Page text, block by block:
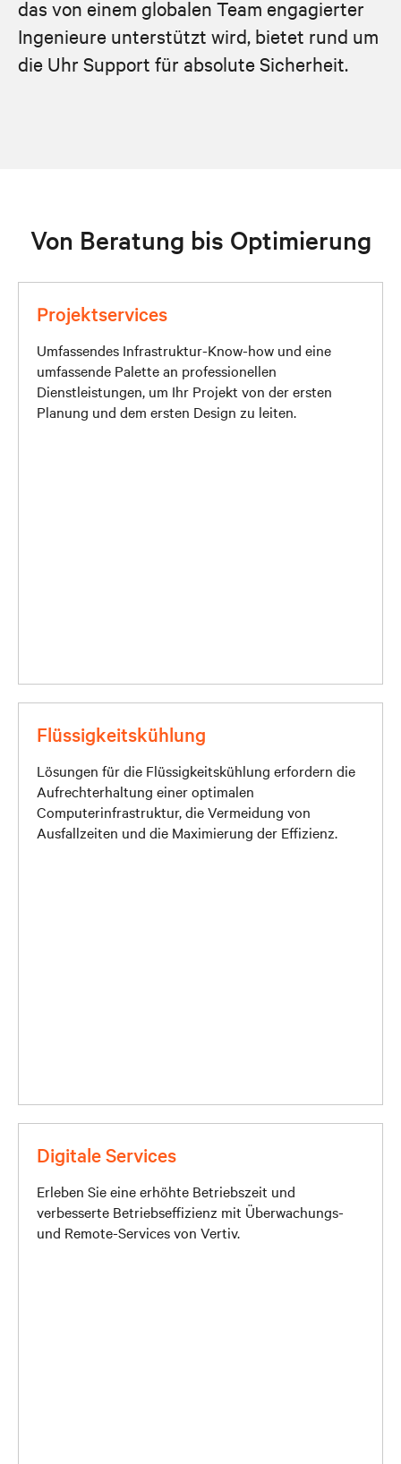
das von einem globalen Team engagierter
Ingenieure unterstützt wird, bietet rund um
die Uhr Support für absolute Sicherheit.
Von Beratung bis Optimierung
Projektservices
Umfassendes Infrastruktur-Know-how und eine
umfassende Palette an professionellen
Dienstleistungen, um Ihr Projekt von der ersten
Planung und dem ersten Design zu leiten.
Flüssigkeitskühlung
Lösungen für die Flüssigkeitskühlung erfordern die
Aufrechterhaltung einer optimalen
Computerinfrastruktur, die Vermeidung von
Ausfallzeiten und die Maximierung der Effizienz.
Digitale Services
Erleben Sie eine erhöhte Betriebszeit und
verbesserte Betriebseffizienz mit Überwachungs-
und Remote-Services von Vertiv.